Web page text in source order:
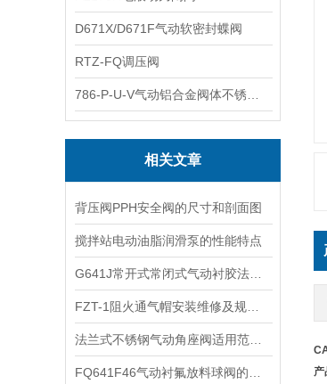
D671X/D671F气动软密封蝶阀
RTZ-FQ调压阀
相关文章
​背压阀PPH安全阀的尺寸和剖面图
​搅拌站电动油脂润滑泵的性能特点
产